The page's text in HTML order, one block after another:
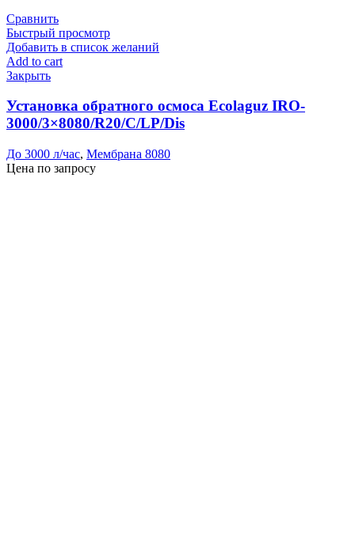
Сравнить
Быстрый просмотр
Добавить в список желаний
Add to cart
Закрыть
Установка обратного осмоса Ecolaguz IRO-
3000/3×8080/R20/C/LP/Dis
До 3000 л/час, Мембрана 8080
Цена по запросу